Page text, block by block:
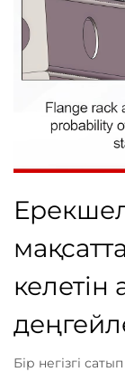
Бір негізгі